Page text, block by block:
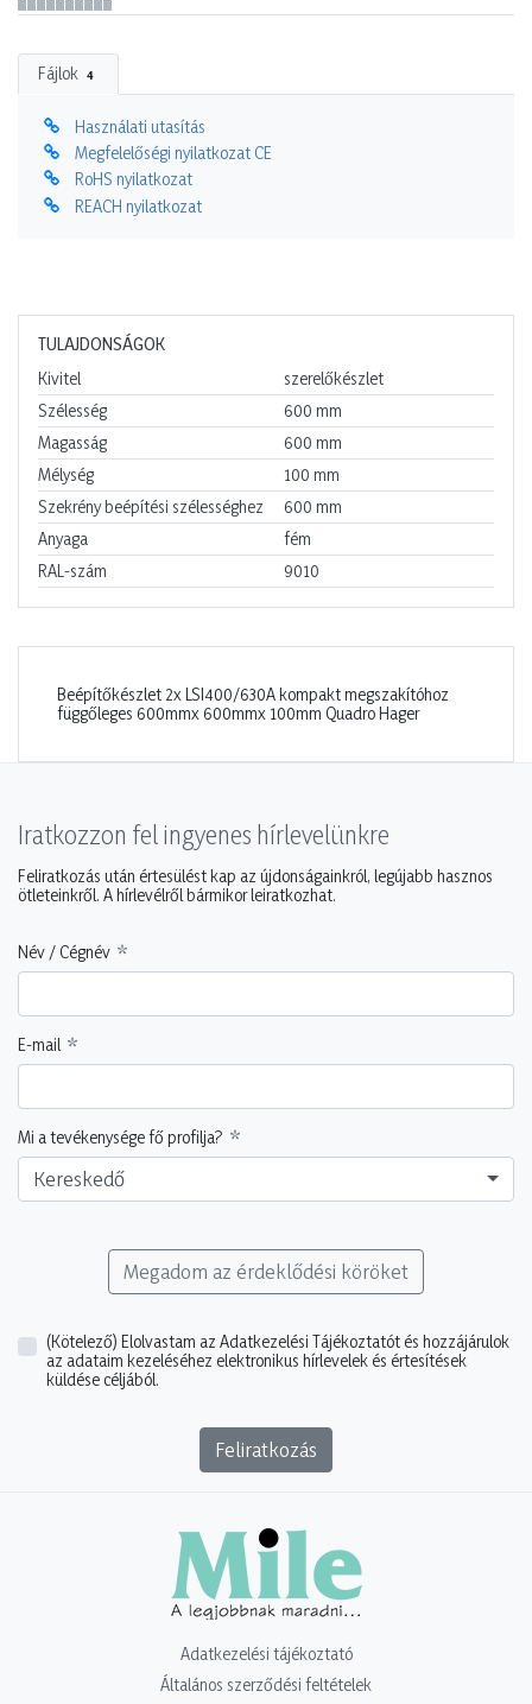
Fájlok 4
Használati utasítás
Megfelelőségi nyilatkozat CE
RoHS nyilatkozat
REACH nyilatkozat
TULAJDONSÁGOK
Kivitel
szerelőkészlet
Szélesség
600 mm
Magasság
600 mm
Mélység
100 mm
Szekrény beépítési szélességhez
600 mm
Anyaga
fém
RAL-szám
9010
Beépítőkészlet 2x LSI400/630A kompakt megszakítóhoz
függőleges 600mmx 600mmx 100mm Quadro Hager
Iratkozzon fel ingyenes hírlevelünkre
Feliratkozás után értesülést kap az újdonságainkról, legújabb hasznos
ötleteinkről. A hírlevélről bármikor leiratkozhat.
Név / Cégnév
E-mail
Mi a tevékenysége fő profilja?
Kereskedő
Megadom az érdeklődési köröket
(Kötelező) Elolvastam az Adatkezelési Tájékoztatót és hozzájárulok
az adataim kezeléséhez elektronikus hírlevelek és értesítések
küldése céljából.
Feliratkozás
Adatkezelési tájékoztató
Általános szerződési feltételek